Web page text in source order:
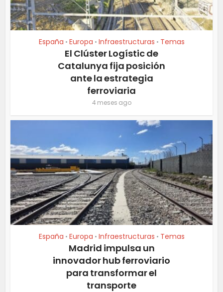
España • Europa • Infraestructuras • Temas
El Clúster Logístic de
Catalunya fija posición
ante la estrategia
ferroviaria
4 meses ago
España • Europa • Infraestructuras • Temas
Madrid impulsa un
innovador hub ferroviario
para transformar el
transporte